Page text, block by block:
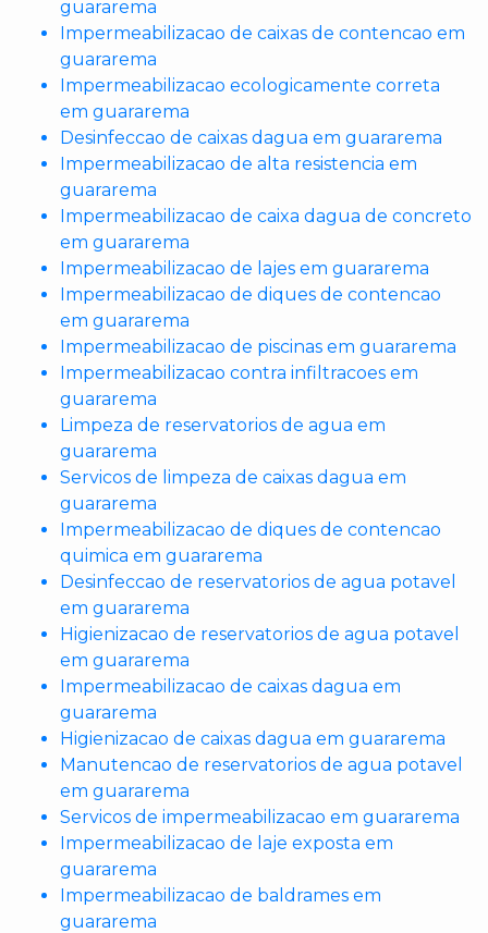
guararema
Impermeabilizacao de caixas de contencao em
guararema
Impermeabilizacao ecologicamente correta
em guararema
Desinfeccao de caixas dagua em guararema
Impermeabilizacao de alta resistencia em
guararema
Impermeabilizacao de caixa dagua de concreto
em guararema
Impermeabilizacao de lajes em guararema
Impermeabilizacao de diques de contencao
em guararema
Impermeabilizacao de piscinas em guararema
Impermeabilizacao contra infiltracoes em
guararema
Limpeza de reservatorios de agua em
guararema
Servicos de limpeza de caixas dagua em
guararema
Impermeabilizacao de diques de contencao
quimica em guararema
Desinfeccao de reservatorios de agua potavel
em guararema
Higienizacao de reservatorios de agua potavel
em guararema
Impermeabilizacao de caixas dagua em
guararema
Higienizacao de caixas dagua em guararema
Manutencao de reservatorios de agua potavel
em guararema
Servicos de impermeabilizacao em guararema
Impermeabilizacao de laje exposta em
guararema
Impermeabilizacao de baldrames em
guararema